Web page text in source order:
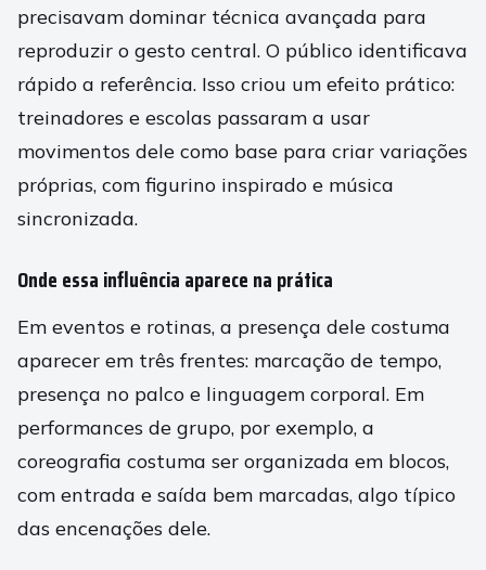
precisavam dominar técnica avançada para
reproduzir o gesto central. O público identificava
rápido a referência. Isso criou um efeito prático:
treinadores e escolas passaram a usar
movimentos dele como base para criar variações
próprias, com figurino inspirado e música
sincronizada.
Onde essa influência aparece na prática
Em eventos e rotinas, a presença dele costuma
aparecer em três frentes: marcação de tempo,
presença no palco e linguagem corporal. Em
performances de grupo, por exemplo, a
coreografia costuma ser organizada em blocos,
com entrada e saída bem marcadas, algo típico
das encenações dele.